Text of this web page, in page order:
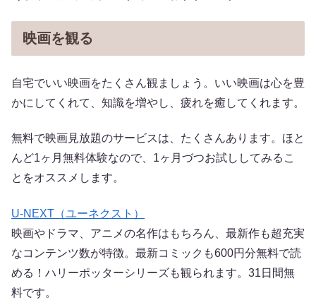
映画を観る
自宅でいい映画をたくさん観ましょう。いい映画は心を豊
かにしてくれて、知識を増やし、疲れを癒してくれます。
無料で映画見放題のサービスは、たくさんあります。ほと
んど1ヶ月無料体験なので、1ヶ月づつお試ししてみるこ
とをオススメします。
U-NEXT（ユーネクスト）
映画やドラマ、アニメの名作はもちろん、最新作も超充実
なコンテンツ数が特徴。最新コミックも600円分無料で読
める！ハリーポッターシリーズも観られます。31日間無
料です。